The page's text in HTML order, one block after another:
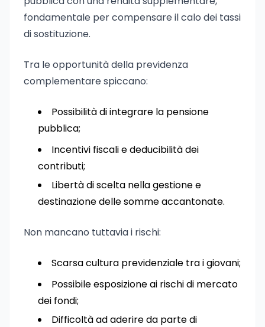
fondamentale per compensare il calo dei tassi
di sostituzione.
Tra le opportunità della previdenza
complementare spiccano:
Possibilità di integrare la pensione
pubblica;
Incentivi fiscali e deducibilità dei
contributi;
Libertà di scelta nella gestione e
destinazione delle somme accantonate.
Non mancano tuttavia i rischi:
Scarsa cultura previdenziale tra i giovani;
Possibile esposizione ai rischi di mercato
dei fondi;
Difficoltà ad aderire da parte di